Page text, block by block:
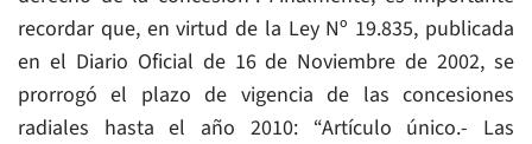
recordar que, en virtud de la Ley Nº 19.835, publicada
en el Diario Oficial de 16 de Noviembre de 2002, se
prorrogó el plazo de vigencia de las concesiones
radiales hasta el año 2010: “Artículo único.- Las